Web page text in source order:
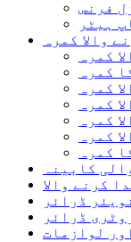
فرنس
ہیٹر
والا کمرہ
کمرہ
کمرہ
کمرہ
کمرہ
کمرہ
کمرہ
کمرہ
کابینہ
کرنے والا
ڈرائر
ڈرائر
لوازمات